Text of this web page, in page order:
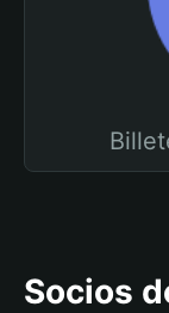
Socios